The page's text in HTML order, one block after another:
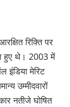
रिक्ति पर
हुए थे। 2003 में
इंडिया मेरिट
उम्मीदवारों
नतीजे घोषित